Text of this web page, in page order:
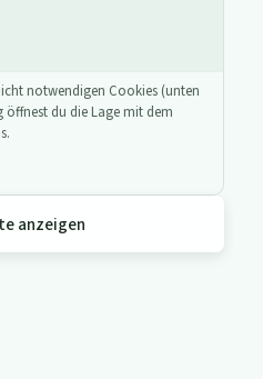
notwendigen Cookies (unten
öffnest du die Lage mit dem
anzeigen